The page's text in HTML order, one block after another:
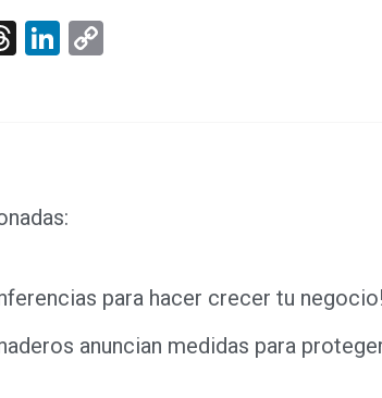
Threads
LinkedIn
para hacer crecer tu negocio!
anuncian medidas para